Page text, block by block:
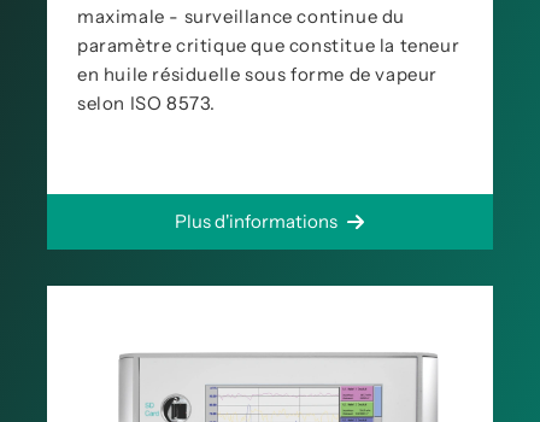
maximale - surveillance continue du
paramètre critique que constitue la teneur
en huile résiduelle sous forme de vapeur
selon ISO 8573.
Plus d'informations